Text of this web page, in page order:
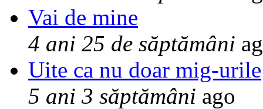
Vai de mine
4 ani 25 de săptămâni
Uite ca nu doar mig-urile
5 ani 3 săptămâni ago